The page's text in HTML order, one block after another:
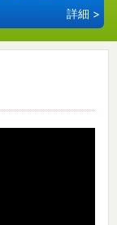
詳細 >